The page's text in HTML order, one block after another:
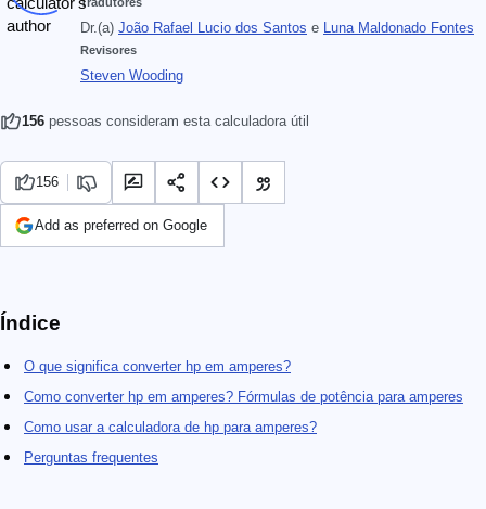
Dr.(a) João Rafael Lucio dos Santos e Luna Maldonado Fontes
Revisores
Steven Wooding
156 pessoas consideram esta calculadora útil
156
Add as preferred on Google
Índice
O que significa converter hp em amperes?
Como converter hp em amperes? Fórmulas de potência para amperes
Como usar a calculadora de hp para amperes?
Perguntas frequentes